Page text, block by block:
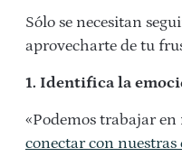
Sólo se necesitan
aprovecharte de tu
1. Identifica la
«Podemos trabajar
conectar con